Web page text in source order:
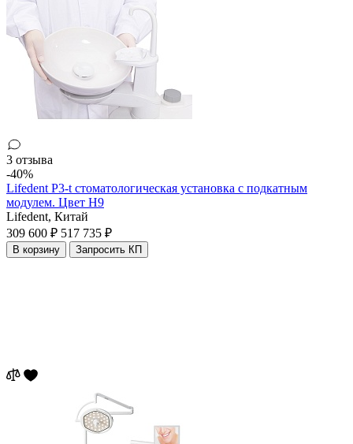
3 отзыва
-40%
Lifedent P3-t стоматологическая установка с подкатным
модулем. Цвет H9
Lifedent, Китай
309 600 ₽ 517 735 ₽
В корзину Запросить КП